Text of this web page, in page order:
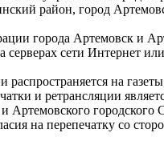
район, город
города Артемовск и
серверах сети Интернет
на
и ретрансляции
городского
на перепечатку со